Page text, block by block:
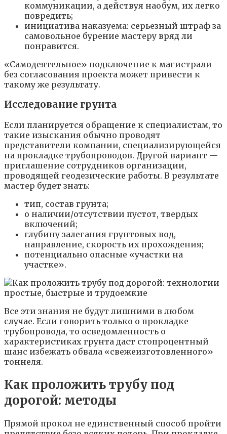
коммуникации, а действуя наобум, их легко
повредить;
инициатива наказуема: серьезный штраф за
самовольное бурение мастеру вряд ли
понравится.
«Самодеятельное» подключение к магистрали
без согласования проекта может привести к
такому же результату.
Исследование грунта
Если планируется обращение к специалистам, то
такие изыскания обычно проводят
представители компании, специализирующейся
на прокладке трубопроводов. Другой вариант —
приглашение сотрудников организации,
проводящей геодезические работы. В результате
мастер будет знать:
тип, состав грунта;
о наличии/отсутствии пустот, твердых
включений;
глубину залегания грунтовых вод,
направление, скорость их прохождения;
потенциально опасные «участки на
участке».
Все эти знания не будут лишними в любом
случае. Если говорить только о прокладке
трубопровода, то осведомленность о
характеристиках грунта даст стопроцентный
шанс избежать обвала «свежеизготовленного»
тоннеля.
Как проложить трубу под
дорогой: методы
Прямой прокол не единственный способ пройти